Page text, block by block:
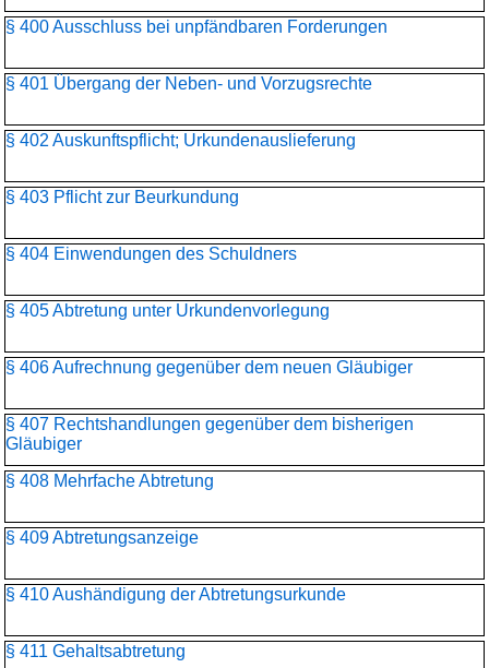
§ 400 Ausschluss bei unpfändbaren Forderungen
§ 401 Übergang der Neben- und Vorzugsrechte
§ 402 Auskunftspflicht; Urkundenauslieferung
§ 403 Pflicht zur Beurkundung
§ 404 Einwendungen des Schuldners
§ 405 Abtretung unter Urkundenvorlegung
§ 406 Aufrechnung gegenüber dem neuen Gläubiger
§ 407 Rechtshandlungen gegenüber dem bisherigen
Gläubiger
§ 408 Mehrfache Abtretung
§ 409 Abtretungsanzeige
§ 410 Aushändigung der Abtretungsurkunde
§ 411 Gehaltsabtretung